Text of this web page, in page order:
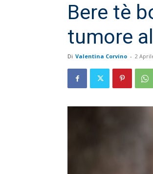
Bere tè
tumore
Di Valentina Corvino - 2